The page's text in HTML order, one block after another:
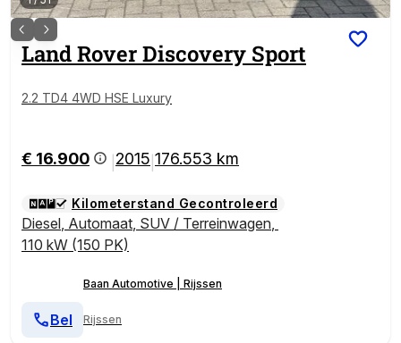
Land RoverDiscovery Sport
2.2 TD4 4WD HSE Luxury
€ 16.900 2015 176.553 km
Kilometerstand Gecontroleerd
Diesel, Automaat, SUV / Terreinwagen,
110 kW (150 PK)
Baan Automotive | Rijssen
Rijssen
Bel